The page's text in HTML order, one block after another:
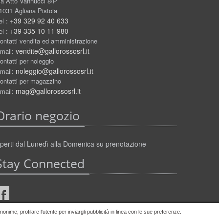
profilare l'utente per inviargli pubblicità in linea con le sue preferenze.
Agliana Pistoia
: +39 329 92 40 633
: +39 335 10 11 980
vendita ed amministrazione
vendite@gallorossosrl.it
per noleggio
noleggio@gallorossosrl.it
per magazzino
mag@gallorossosrl.it
negozio
dal Lunedì alla Domenica su prenotazione
Connected